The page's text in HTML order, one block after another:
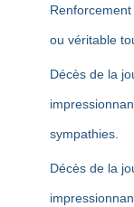
ou véritable
Décès de la
sympathies.
Décès de la